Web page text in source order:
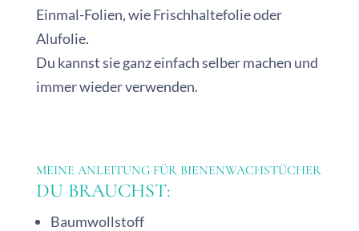
Einmal-Folien, wie Frischhaltefolie oder
Alufolie.
Du kannst sie ganz einfach selber machen und
immer wieder verwenden.
MEINE ANLEITUNG FÜR BIENENWACHSTÜCHER
DU BRAUCHST:
Baumwollstoff